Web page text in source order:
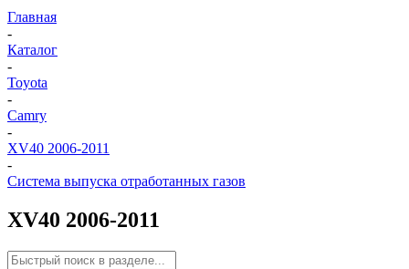
Главная
-
Каталог
-
Toyota
-
Camry
-
XV40 2006-2011
-
Система выпуска отработанных газов
XV40 2006-2011